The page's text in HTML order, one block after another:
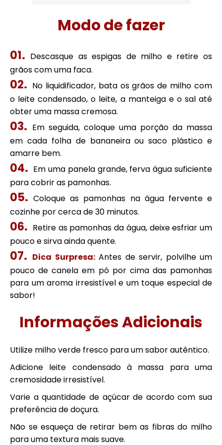
Modo de fazer
Descasque as espigas de milho e retire os
grãos com uma faca.
No liquidificador, bata os grãos de milho com
o leite condensado, o leite, a manteiga e o sal até
obter uma massa cremosa.
Em seguida, coloque uma porção da massa
em cada folha de bananeira ou saco plástico e
amarre bem.
Em uma panela grande, ferva água suficiente
para cobrir as pamonhas.
Coloque as pamonhas na água fervente e
cozinhe por cerca de 30 minutos.
Retire as pamonhas da água, deixe esfriar um
pouco e sirva ainda quente.
Dica Surpresa:Antes de servir, polvilhe um
pouco de canela em pó por cima das pamonhas
para um aroma irresistível e um toque especial de
sabor!
Informações Adicionais
Utilize milho verde fresco para um sabor autêntico.
Adicione leite condensado à massa para uma
cremosidade irresistível.
Varie a quantidade de açúcar de acordo com sua
preferência de doçura.
Não se esqueça de retirar bem as fibras do milho
para uma textura mais suave.